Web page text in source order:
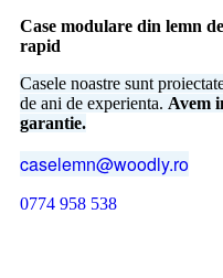
Case modulare din lemn
rapid
Casele noastre sunt
de ani de experienta. Avem
garantie.
caselemn@woodly.ro
0774 958 538